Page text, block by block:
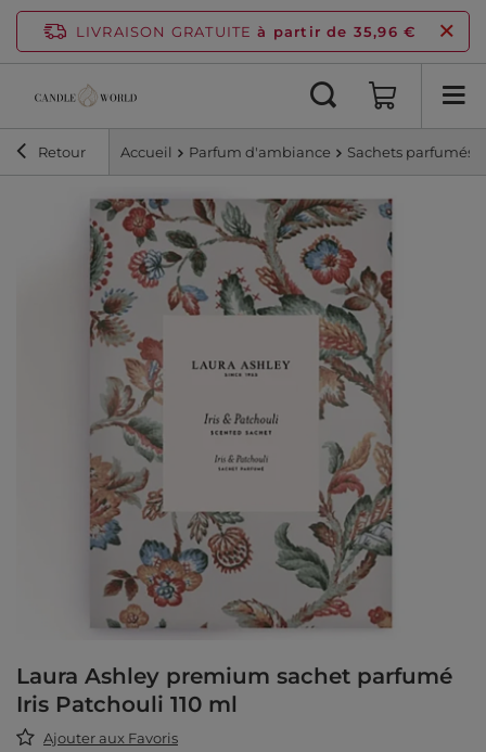
LIVRAISON GRATUITE à partir de 35,96 €
Retour Accueil Parfum d'ambiance Sachets parfumés
Laura Ashley premium sachet parfumé
Iris Patchouli 110 ml
Ajouter aux Favoris